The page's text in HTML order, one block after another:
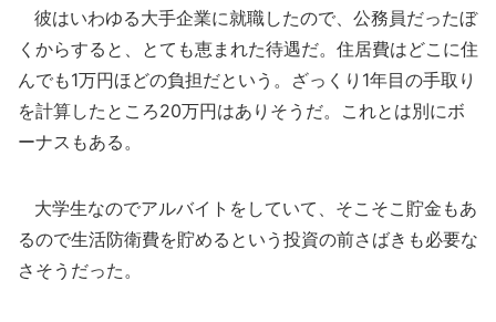
彼はいわゆる大手企業に就職したので、公務員だったぼ
くからすると、とても恵まれた待遇だ。住居費はどこに住
んでも1万円ほどの負担だという。ざっくり1年目の手取り
を計算したところ20万円はありそうだ。これとは別にボ
ーナスもある。
大学生なのでアルバイトをしていて、そこそこ貯金もあ
るので生活防衛費を貯めるという投資の前さばきも必要な
さそうだった。